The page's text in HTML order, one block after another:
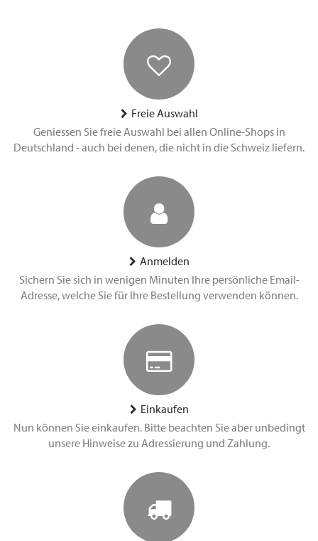
Freie Auswahl
Geniessen Sie freie Auswahl bei allen Online-Shops in
Deutschland - auch bei denen, die nicht in die Schweiz liefern.
Anmelden
Sichern Sie sich in wenigen Minuten Ihre persönliche Email-
Adresse, welche Sie für Ihre Bestellung verwenden können.
Einkaufen
Nun können Sie einkaufen. Bitte beachten Sie aber unbedingt
unsere Hinweise zu Adressierung und Zahlung.